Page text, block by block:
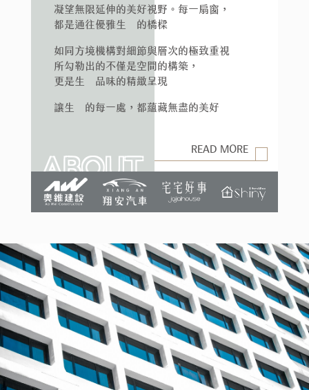
凝望無限延伸的美好視野。每一扇窗，
都是通往優雅生活的橋樑
如同方境機構對細節與層次的極致重視
所勾勒出的不僅是空間的構築，
更是生活品味的精緻呈現
讓生活的每一處，都蘊藏無盡的美好
ABOUT READ MORE